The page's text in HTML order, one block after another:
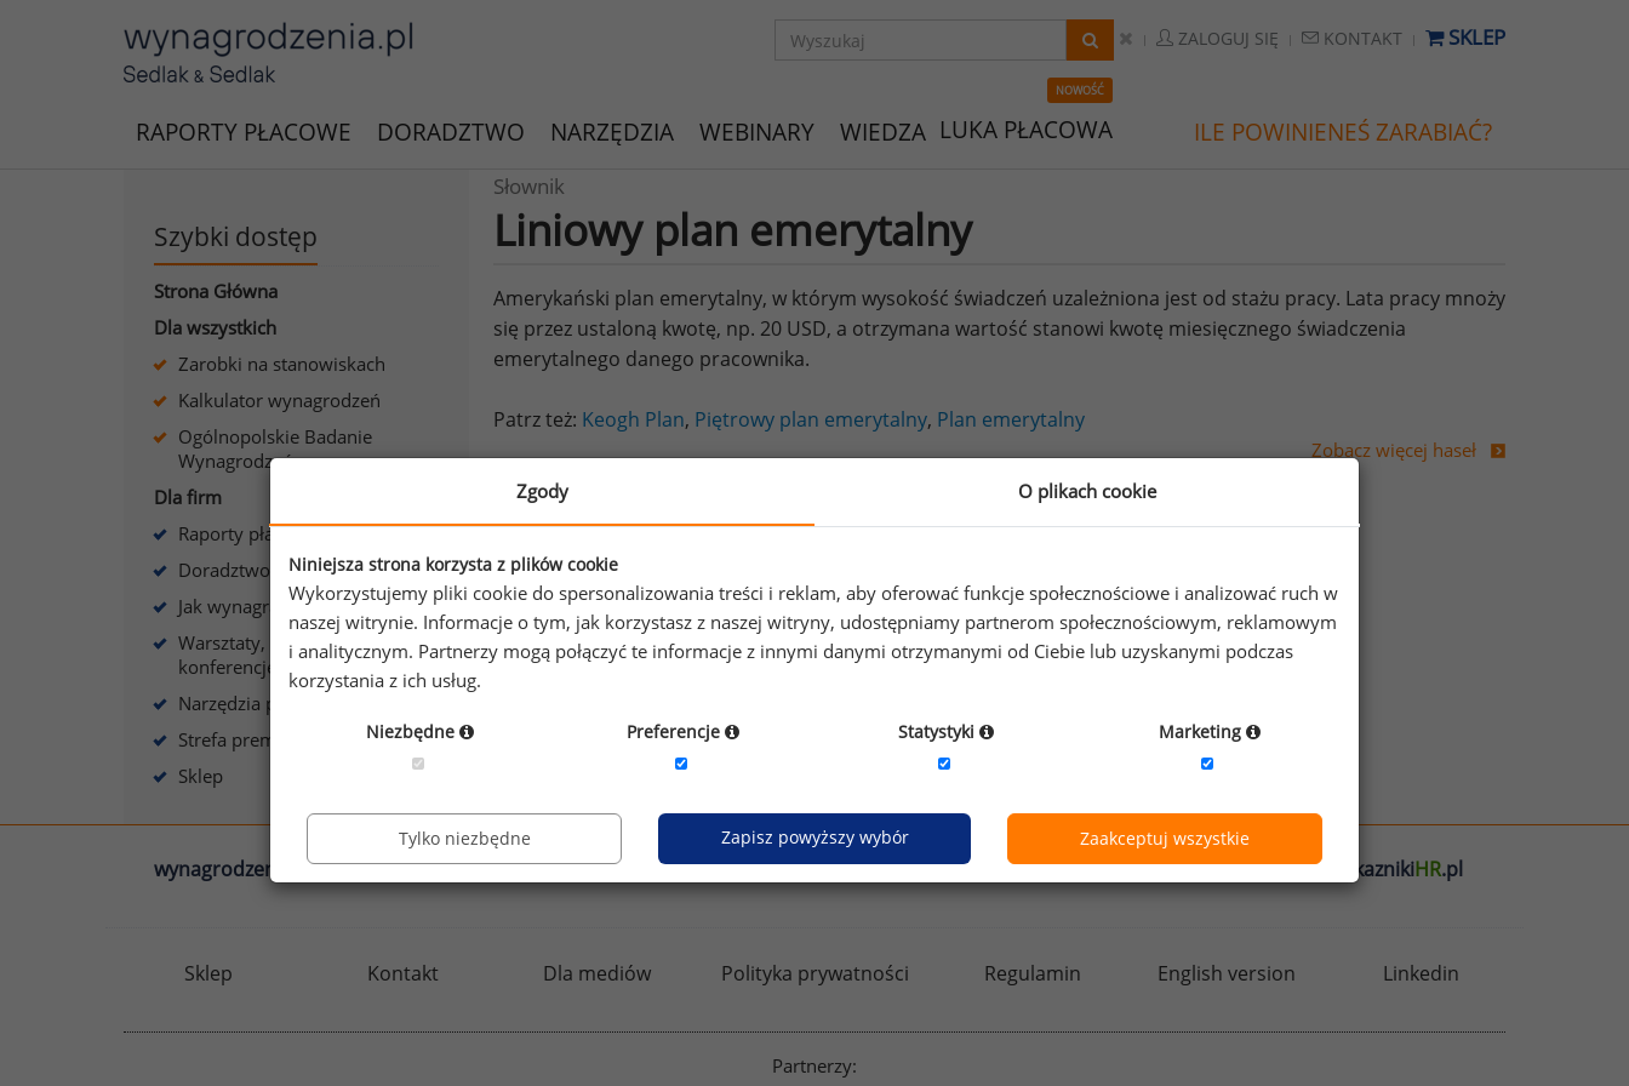
ZALOGUJ SIĘ KONTAKT SKLEP
RAPORTY PŁACOWE DORADZTWO NARZĘDZIA WEBINARY WIEDZA
NOWOŚĆ
LUKA PŁACOWA ILE POWINIENEŚ ZARABIAĆ?
Szybki dostęp
Strona Główna
Dla wszystkich
Zarobki na stanowiskach
Kalkulator wynagrodzeń
Ogólnopolskie Badanie
Wynagrodzeń
Dla firm
Raporty płacowe dla firm
Doradztwo płacowe
Jak wynagradzać?
Warsztaty, szkolenia,
konferencje
Narzędzia płacowe
Strefa premium
Sklep
Słownik
Liniowy plan emerytalny
Amerykański plan emerytalny, w którym wysokość świadczeń uzależniona jest od stażu pracy. Lata pracy mnoży
się przez ustaloną kwotę, np. 20 USD, a otrzymana wartość stanowi kwotę miesięcznego świadczenia
emerytalnego danego pracownika.
Patrz też: Keogh Plan, Piętrowy plan emerytalny, Plan emerytalny
Zobacz więcej haseł
wynagrodzenia.pl sedlak.pl kfw.sedlak.pl rynekpracy.pl raportyplacowe.pl badaniaHR.pl wskaznikiHR.pl
Sklep Kontakt Dla mediów Polityka prywatności Regulamin English version Linkedin
Partnerzy:
Zgody O plikach cookie
Niniejsza strona korzysta z plików cookie
Wykorzystujemy pliki cookie do spersonalizowania treści i reklam, aby oferować funkcje społecznościowe i analizować ruch w
naszej witrynie. Informacje o tym, jak korzystasz z naszej witryny, udostępniamy partnerom społecznościowym, reklamowym
i analitycznym. Partnerzy mogą połączyć te informacje z innymi danymi otrzymanymi od Ciebie lub uzyskanymi podczas
korzystania z ich usług.
Niezbędne Preferencje Statystyki Marketing
Tylko niezbędne Zapisz powyższy wybór Zaakceptuj wszystkie